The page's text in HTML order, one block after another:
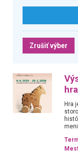
Zrušiť výber
Hra